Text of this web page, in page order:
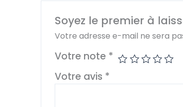
Soyez le premier à
Votre adresse e-mail ne sera
Votre note *
Votre avis *